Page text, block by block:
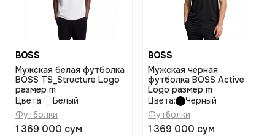
BOSS
Мужская белая футболка
BOSS TS_Structure Logo
размер m
Цвета:
Белый
Футболки
1 369 000 сум
BOSS
Мужская черная
футболка BOSS Active
Logo размер m
Цвета:
Черный
Футболки
1 369 000 сум